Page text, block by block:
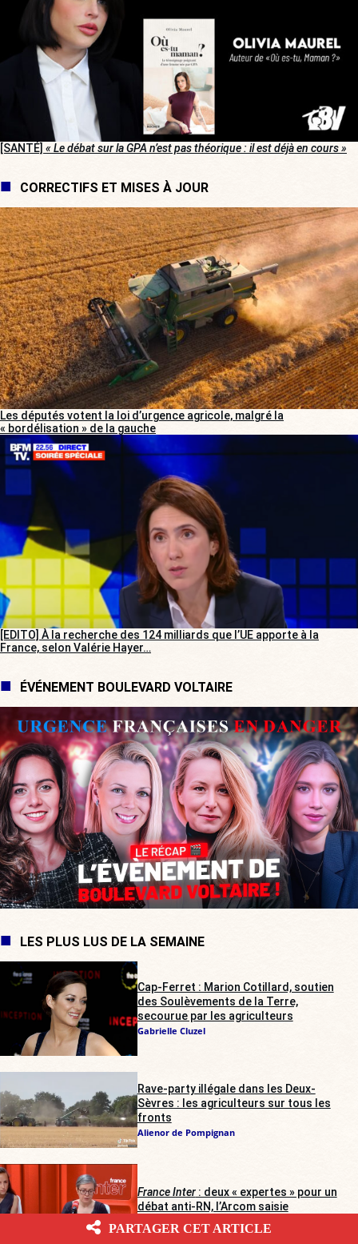
[SANTÉ] « Le débat sur la GPA n’est pas théorique : il est déjà en cours »
CORRECTIFS ET MISES À JOUR
Les députés votent la loi d’urgence agricole, malgré la
« bordélisation » de la gauche
[EDITO] À la recherche des 124 milliards que l’UE apporte à la
France, selon Valérie Hayer…
ÉVÉNEMENT BOULEVARD VOLTAIRE
LES PLUS LUS DE LA SEMAINE
Cap-Ferret : Marion Cotillard, soutien
des Soulèvements de la Terre,
secourue par les agriculteurs
Gabrielle Cluzel
Rave-party illégale dans les Deux-
Sèvres : les agriculteurs sur tous les
fronts
Alienor de Pompignan
France Inter: deux « expertes » pour un
débat anti-RN, l’Arcom saisie
PARTAGER CET ARTICLE